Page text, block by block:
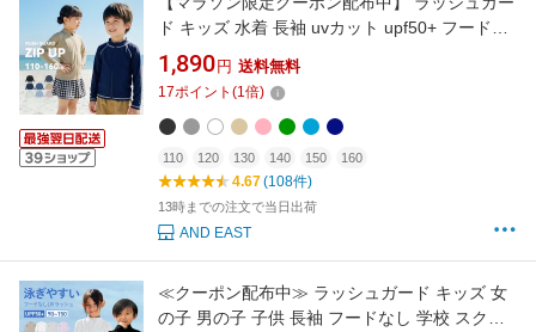
ド キッズ 水着 長袖 uvカット upf50+ フードな
し ジップアップ ファスナー 男女兼用 男の子 女
の子 男子 女子 男児 女児 ジュニア 子供 子ども
こども 小学生 中学生 学校 小学校 中学校 学校
用 110 120 130 140 150 160
1,890 円 送料無料
17ポイント (1倍)
110 120 130 140 150 160
4.67(108件)
13時までの注文で当日出荷
AND EAST
≪クーポン配布中≫ ラッシュガード キッズ 女
の子 男の子 子供 長袖 フードなし 学校 スクー